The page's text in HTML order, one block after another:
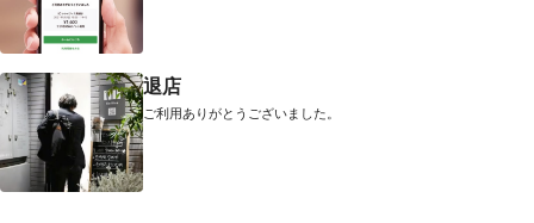
退店
ご利用ありがとうございました。